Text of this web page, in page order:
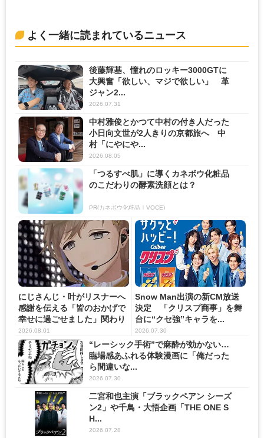
よく一緒に読まれているニュース
後藤輝基、憧れのロッキー3000GTに
大興奮「欲しい、マジで欲しい」 革
ジャン2...
2026.07.31
中村雅俊とかつて中村の付き人だった
小日向文世が2人きりの京都旅へ 中
村「にやにや...
2026.08.05
「つるすべ肌」に導くカネボウ化粧品
のこだわりの酵素洗顔とは？
PR(カネボウ化粧品｜VOCE)
にじさんじ・叶がリスナーへ
感謝を伝える「皆のおかげで
幸せに過ごせました」関わり
の...
2026.08.01
Snow Man出演の新CM放送
決定 「クリスプ商事」を舞
台に“クセ強”キャラを...
2026.07.30
“レーシック手術”で麻酔が効かない…
臨場感あふれる体験漫画に「俺だった
ら間違いな...
2026.07.30
二宮和也主演「ブラックペアン シーズ
ン2」や千鳥・大悟企画「THE ONE S
H...
2026.07.28